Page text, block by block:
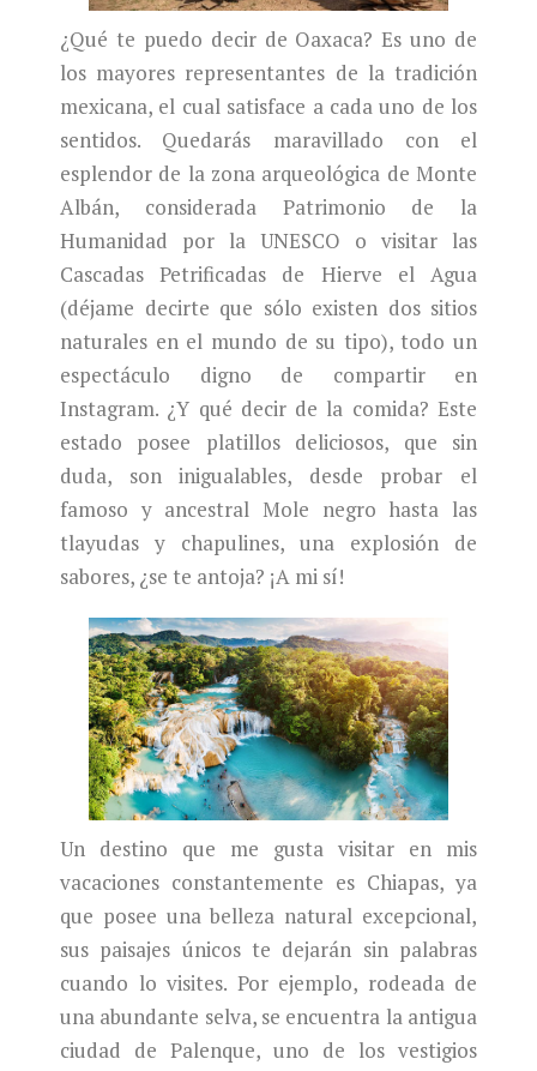
¿Qué te puedo decir de Oaxaca? Es uno de
los mayores representantes de la tradición
mexicana, el cual satisface a cada uno de los
sentidos. Quedarás maravillado con el
esplendor de la zona arqueológica de Monte
Albán, considerada Patrimonio de la
Humanidad por la UNESCO o visitar las
Cascadas Petrificadas de Hierve el Agua
(déjame decirte que sólo existen dos sitios
naturales en el mundo de su tipo), todo un
espectáculo digno de compartir en
Instagram. ¿Y qué decir de la comida? Este
estado posee platillos deliciosos, que sin
duda, son inigualables, desde probar el
famoso y ancestral Mole negro hasta las
tlayudas y chapulines, una explosión de
sabores, ¿se te antoja? ¡A mi sí!
Un destino que me gusta visitar en mis
vacaciones constantemente es Chiapas, ya
que posee una belleza natural excepcional,
sus paisajes únicos te dejarán sin palabras
cuando lo visites. Por ejemplo, rodeada de
una abundante selva, se encuentra la antigua
ciudad de Palenque, uno de los vestigios